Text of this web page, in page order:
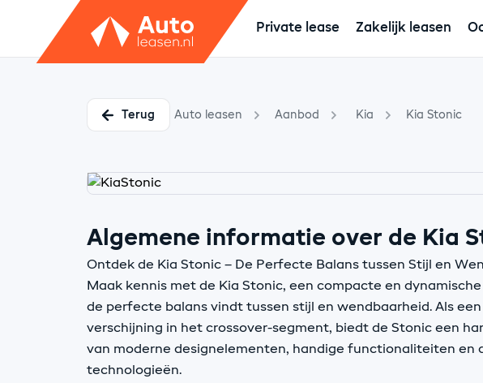
Private lease Zakelijk leasen
Terug Auto leasen Aanbod Kia Kia Stonic
Algemene informatie over de Kia
Ontdek de Kia Stonic – De Perfecte Balans tussen Stijl en
Maak kennis met de Kia Stonic, een compacte en
de perfecte balans vindt tussen stijl en wendbaarheid. Als
verschijning in het crossover-segment, biedt de Stonic een
van moderne designelementen, handige functionaliteiten en
technologieën.